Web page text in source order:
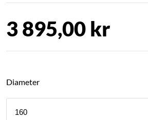
3 895,00 kr
Diameter
160